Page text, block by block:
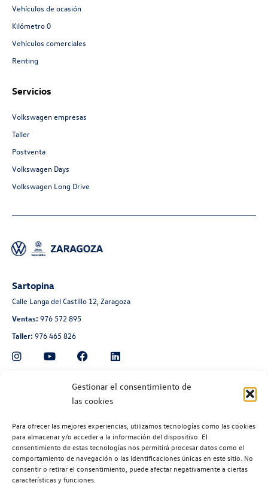
Gestionar el consentimiento de
las cookies
Para ofrecer las mejores experiencias, utilizamos tecnologías como las cookies
para almacenar y/o acceder a la información del dispositivo. El
consentimiento de estas tecnologías nos permitirá procesar datos como el
comportamiento de navegación o las identificaciones únicas en este sitio. No
consentir o retirar el consentimiento, puede afectar negativamente a ciertas
características y funciones.
Vehículos de ocasión
Kilómetro 0
Vehículos comerciales
Renting
Servicios
Volkswagen empresas
Taller
Postventa
Volkswagen Days
Volkswagen Long Drive
Sartopina
Calle Langa del Castillo 12, Zaragoza
Ventas: 976 572 895
Taller: 976 465 826
Automoción Aragonesa
Avenida de Navarra 135, Zaragoza
Taller:976 300 563
Recambios:976 300 564